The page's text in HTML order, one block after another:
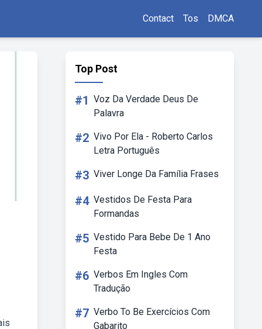
Contact Tos DMCA
Top Post
#1 Voz Da Verdade Deus De
Palavra
#2 Vivo Por Ela - Roberto Carlos
Letra Português
#3 Viver Longe Da Família Frases
#4 Vestidos De Festa Para
Formandas
#5 Vestido Para Bebe De 1 Ano
Festa
#6 Verbos Em Ingles Com
Tradução
#7 Verbo To Be Exercícios Com
Gabarito